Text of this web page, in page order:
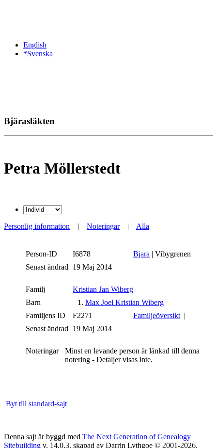
English
*Svenska
Bjärasläkten
Petra Möllerstedt
Personlig information | Noteringar| Alla
Person-ID I6878 Bjara | Vibygrenen
Senast ändrad
19 Maj 2014
Familj
Kristian Jan Wiberg
Barn
1. Max Joel Kristian Wiberg
Familjens ID
F2271 Familjeöversikt |
Senast ändrad
19 Maj 2014
Noteringar
Minst en levande person är länkad till denna
notering - Detaljer visas inte.
Byt till standard-sajt
Denna sajt är byggd med The Next Generation of Genealogy
Sitebuilding v. 14.0.3, skapad av Darrin Lythgoe © 2001-2026.